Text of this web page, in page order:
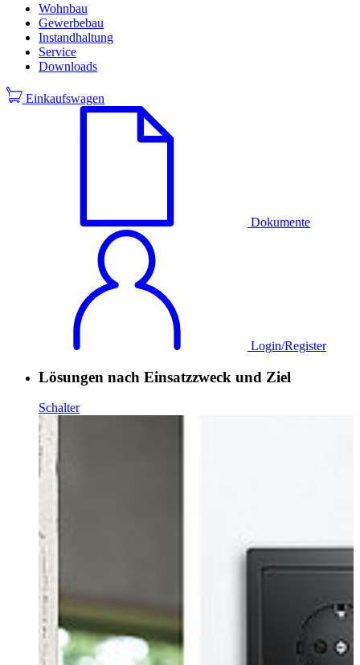
Wohnbau
Gewerbebau
Instandhaltung
Service
Downloads
Einkaufswagen
Dokumente
Login/Register
Lösungen nach Einsatzzweck und Ziel
Schalter